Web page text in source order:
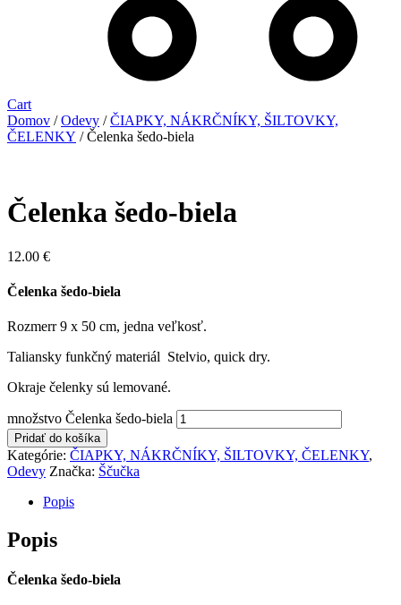
Cart
Domov /Odevy /ČIAPKY, NÁKRČNÍKY, ŠILTOVKY,
ČELENKY / Čelenka šedo-biela
Čelenka šedo-biela
12.00 €
Čelenka šedo-biela
Rozmerr 9 x 50 cm, jedna veľkosť.
Taliansky funkčný materiál Stelvio, quick dry.
Okraje čelenky sú lemované.
množstvo Čelenka šedo-biela
Pridať do košíka
Kategórie: ČIAPKY, NÁKRČNÍKY, ŠILTOVKY, ČELENKY,
Odevy Značka: Ščučka
Popis
Popis
Čelenka šedo-biela